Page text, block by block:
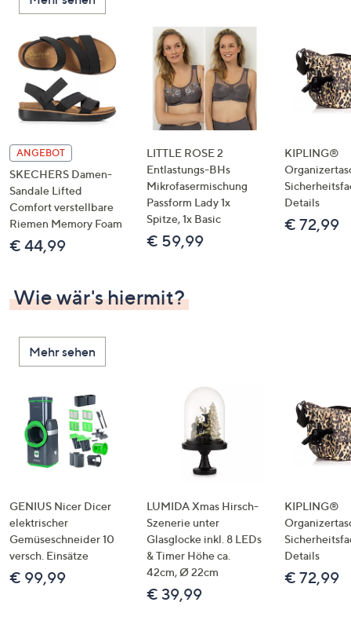
ANGEBOT
SKECHERS Damen-
Sandale Lifted
Comfort verstellbare
Riemen Memory Foam
€ 44,99
LITTLE ROSE 2
Entlastungs-BHs
Mikrofasermischung
Passform Lady 1x
Spitze, 1x Basic
€ 59,99
KIPLING®
Details
€ 72,99
Wie wär's hiermit?
Mehr sehen
GENIUS Nicer Dicer
elektrischer
Gemüseschneider 10
versch. Einsätze
€ 99,99
LUMIDA Xmas Hirsch-
Szenerie unter
Glasglocke inkl. 8 LEDs
& Timer Höhe ca.
42cm, Ø 22cm
€ 39,99
KIPLING®
Details
€ 72,99